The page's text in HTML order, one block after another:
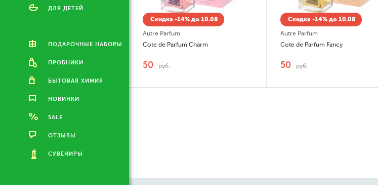
ДЛЯ ДЕТЕЙ
ПОДАРОЧНЫЕ НАБОРЫ
ПРОБНИКИ
БЫТОВАЯ ХИМИЯ
НОВИНКИ
SALE
ОТЗЫВЫ
СУВЕНИРЫ
Скидка -14% до 10.08
Autre Parfum
Cote de Parfum Charm
50 руб.
Скидка -14% до 10.08
Autre Parfum
Cote de Parfum Fancy
50 руб.